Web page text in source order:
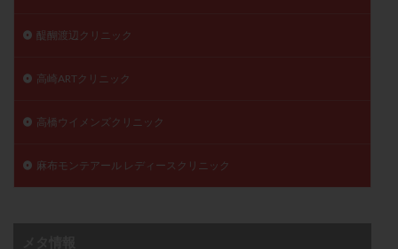
醍醐渡辺クリニック
高崎ARTクリニック
高橋ウイメンズクリニック
麻布モンテアール レディースクリニック